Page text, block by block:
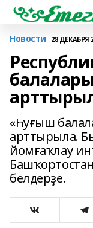
Новости 28 ДЕКАБРЯ
«Һуғыш
арттырыла.
йомғаҡлау
белдерҙе.